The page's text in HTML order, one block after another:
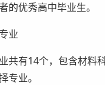
的优秀高中毕业生。
业
有14个，包含材料科
专业。